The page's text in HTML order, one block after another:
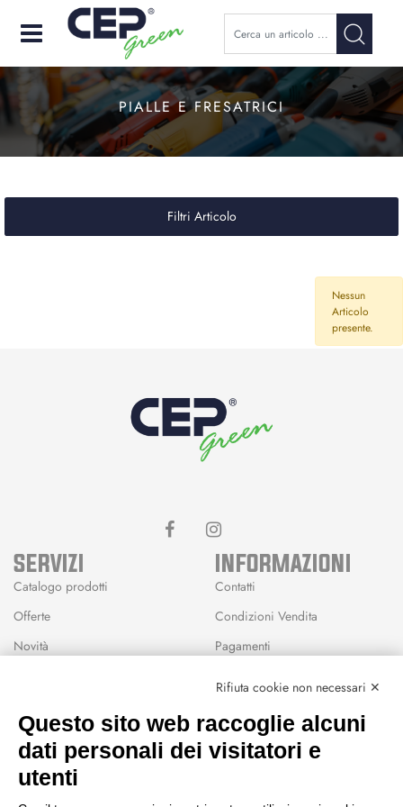
Open
PIALLE E FRESATRICI
Filtri Articolo
Nessun
Articolo
presente.
SERVIZI
Catalogo prodotti
Offerte
Novità
Wishlist
INFORMAZIONI
Contatti
Condizioni Vendita
Pagamenti
CEP GREEN
Rifiuta cookie non necessari ✕
Questo sito web raccoglie alcuni
dati personali dei visitatori e
utenti